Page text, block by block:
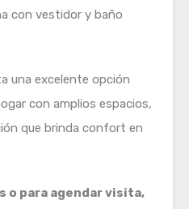
con vestidor y baño
una excelente opción
con amplios espacios,
que brinda confort en
o para agendar visita,